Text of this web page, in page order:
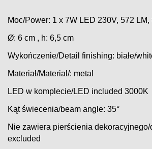
Moc/Power: 1 x 7W LED 230V, 572 LM,
Ø: 6 cm , h: 6,5 cm
Wykończenie/Detail finishing: białe/
Materiał/Material/: metal
LED w komplecie/LED included 3000K
Kąt świecenia/beam angle: 35°
Nie zawiera pierścienia
excluded